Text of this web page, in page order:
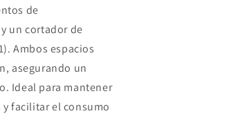
de
un cortador de
Ambos espacios
asegurando un
Ideal para mantener
facilitar el consumo